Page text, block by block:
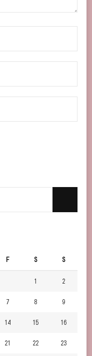
F S S
1 2
7 8 9
14 15 16
21 22 23